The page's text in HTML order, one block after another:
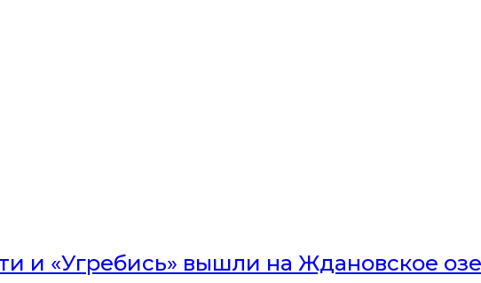
и «Угребись» вышли на Ждановское